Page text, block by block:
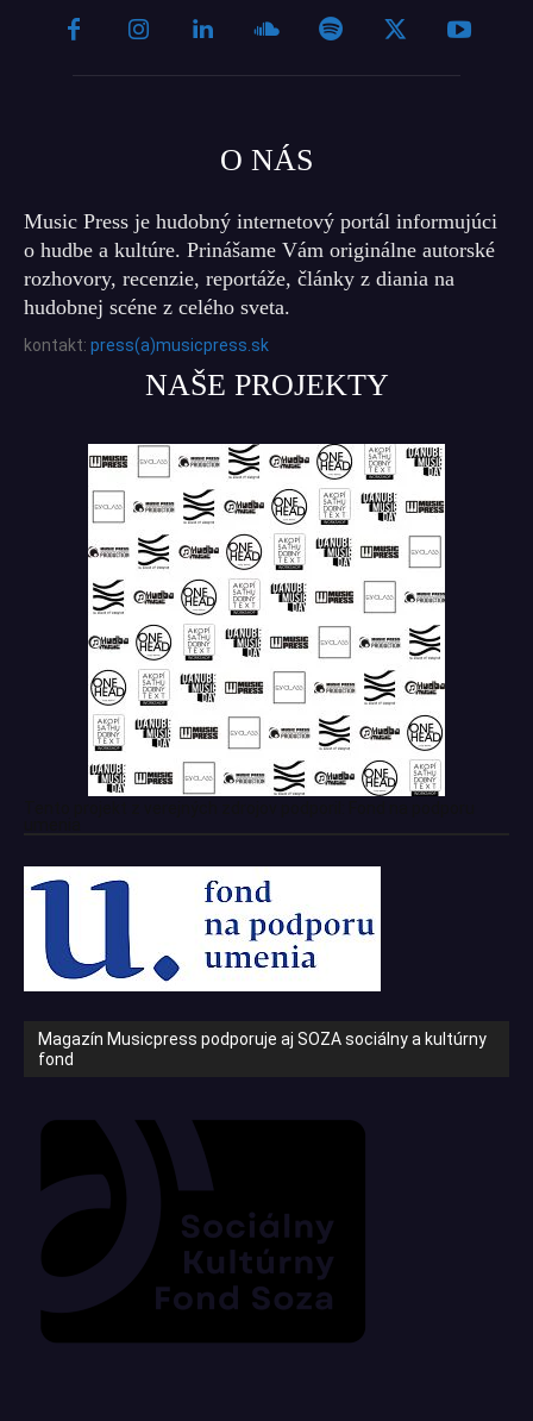
O NÁS
Music Press je hudobný internetový portál informujúci
o hudbe a kultúre. Prinášame Vám originálne autorské
rozhovory, recenzie, reportáže, články z diania na
hudobnej scéne z celého sveta.
kontakt: press(a)musicpress.sk
NAŠE PROJEKTY
Magazín Musicpress podporuje aj SOZA sociálny a kultúrny
fond